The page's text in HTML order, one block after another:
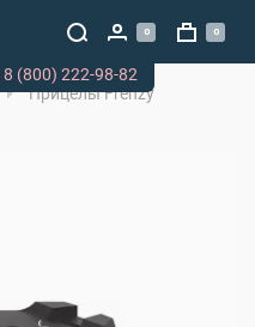
0 0
Прицелы Frenzy
8 (800) 222-98-82